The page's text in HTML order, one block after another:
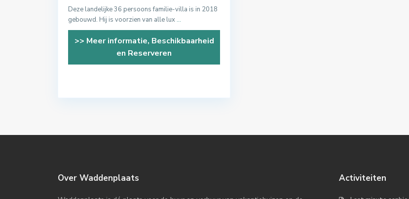
Deze landelijke 36 persoons familie-villa is in 2018
gebouwd. Hij is voorzien van alle lux...
>> Meer informatie, Beschikbaarheid
en Reserveren
Over Waddenplaats Activiteiten